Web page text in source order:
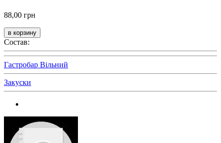
88,00 грн
Состав:
Гастробар Вільний
Закуски